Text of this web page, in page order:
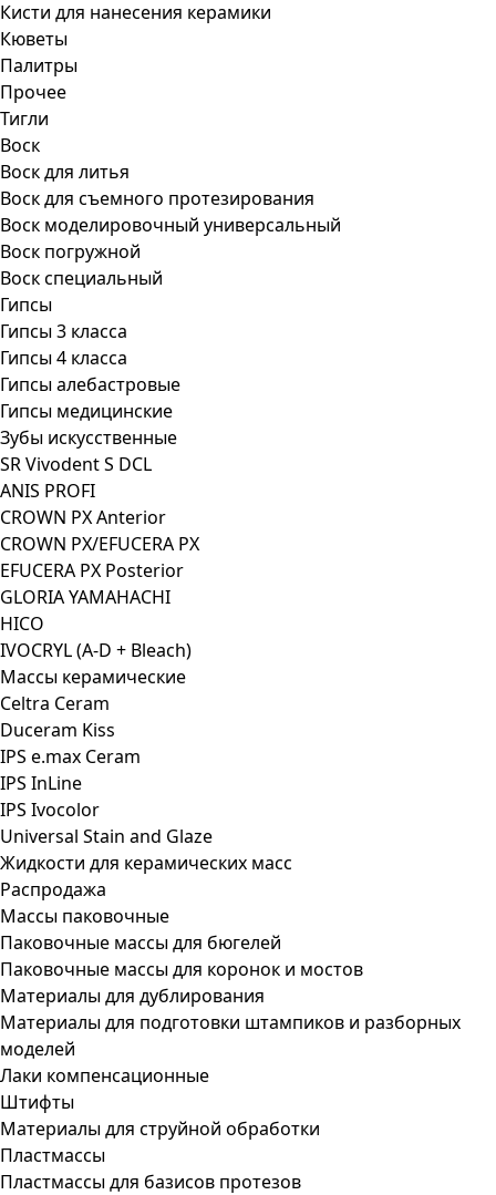
Кисти для нанесения керамики
Кюветы
Палитры
Прочее
Тигли
Воск
Воск для литья
Воск для съемного протезирования
Воск моделировочный универсальный
Воск погружной
Воск специальный
Гипсы
Гипсы 3 класса
Гипсы 4 класса
Гипсы алебастровые
Гипсы медицинские
Зубы искусственные
SR Vivodent S DCL
ANIS PROFI
CROWN PX Anterior
CROWN PX/EFUCERA PX
EFUCERA PX Posterior
GLORIA YAMAHACHI
HICO
IVOCRYL (A-D + Bleach)
Массы керамические
Celtra Ceram
Duceram Kiss
IPS e.max Ceram
IPS InLine
IPS Ivocolor
Universal Stain and Glaze
Жидкости для керамических масс
Распродажа
Массы паковочные
Паковочные массы для бюгелей
Паковочные массы для коронок и мостов
Материалы для дублирования
Материалы для подготовки штампиков и разборных
моделей
Лаки компенсационные
Штифты
Материалы для струйной обработки
Пластмассы
Пластмассы для базисов протезов